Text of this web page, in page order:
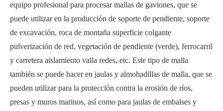
equipo profesional para procesar mallas de gaviones, que se
puede utilizar en la producción de soporte de pendiente, soporte
de excavación, roca de montaña superficie colgante
pulverización de red, vegetación de pendiente (verde), ferrocarril
y carretera aislamiento valla redes, etc. Este tipo de malla
también se puede hacer en jaulas y almohadillas de malla, que se
pueden utilizar para la protección contra la erosión de ríos,
presas y muros marinos, así como para jaulas de embalses y